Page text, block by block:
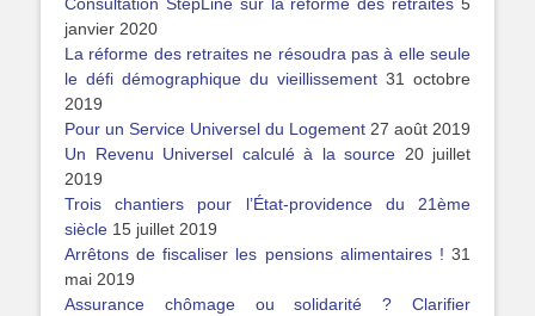
janvier 2020
La réforme des retraites ne résoudra pas à elle seule
le défi démographique du vieillissement 31 octobre
2019
Pour un Service Universel du Logement 27 août 2019
Un Revenu Universel calculé à la source 20 juillet
2019
Trois chantiers pour l’État-providence du 21ème
siècle 15 juillet 2019
Arrêtons de fiscaliser les pensions alimentaires ! 31
mai 2019
Assurance chômage ou solidarité ? Clarifier